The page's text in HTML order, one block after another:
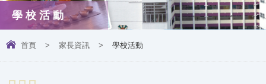
學校活動
首頁 > 家長資訊 > 學校活動